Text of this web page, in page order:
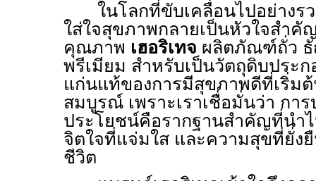
ในโลกที่ขับเคลื่อนไปอย่างร
ใส่ใจสุขภาพกลายเป็นหัวใจสำคั
คุณภาพ เฮอริเทจ ผลิตภัณฑ์ถั่ว ธั
พรีเมียม สำหรับเป็นวัตถุดิบประก
แก่นแท้ของการมีสุขภาพดีที่เริ่ม
สมบูรณ์ เพราะเราเชื่อมั่นว่า กา
ประโยชน์คือรากฐานสำคัญที่นำ
จิตใจที่แจ่มใส และความสุขที่ยั่ง
ชีวิต